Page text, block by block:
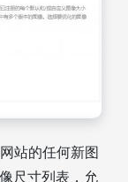
站的任何新图
尺寸列表，允